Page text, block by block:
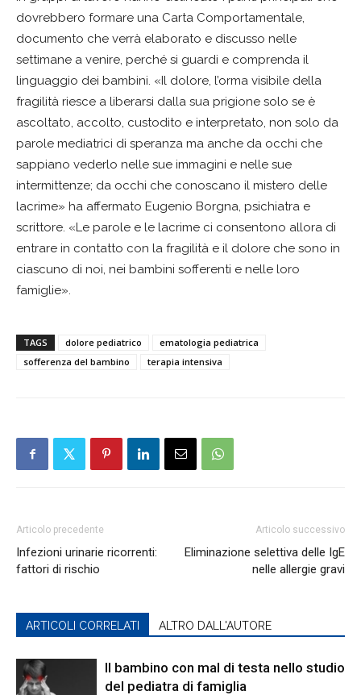
dovrebbero formare una Carta Comportamentale,
documento che verrà elaborato e discusso nelle
settimane a venire, perché si guardi e comprenda il
linguaggio dei bambini. «Il dolore, l’orma visibile della
fragilità riesce a liberarsi dalla sua prigione solo se è
ascoltato, accolto, custodito e interpretato, non solo da
parole mediatrici di speranza ma anche da occhi che
sappiano vederlo nelle sue immagini e nelle sue
intermittenze; da occhi che conoscano il mistero delle
lacrime» ha affermato Eugenio Borgna, psichiatra e
scrittore. «Le parole e le lacrime ci consentono allora di
entrare in contatto con la fragilità e il dolore che sono in
ciascuno di noi, nei bambini sofferenti e nelle loro
famiglie».
TAGS dolore pediatrico
ematologia pediatrica
sofferenza del bambino
terapia intensiva
Articolo precedente
Infezioni urinarie ricorrenti:
fattori di rischio
Articolo successivo
Eliminazione selettiva delle IgE
nelle allergie gravi
ARTICOLI CORRELATI ALTRO DALL'AUTORE
Il bambino con mal di testa nello studio
del pediatra di famiglia